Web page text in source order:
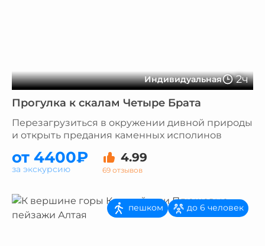
Индивидуальная 2ч
Прогулка к скалам Четыре Брата
Перезагрузиться в окружении дивной природы
и открыть предания каменных исполинов
от 4400₽ 4.99
69 отзывов
за экскурсию
пешком до 6 человек